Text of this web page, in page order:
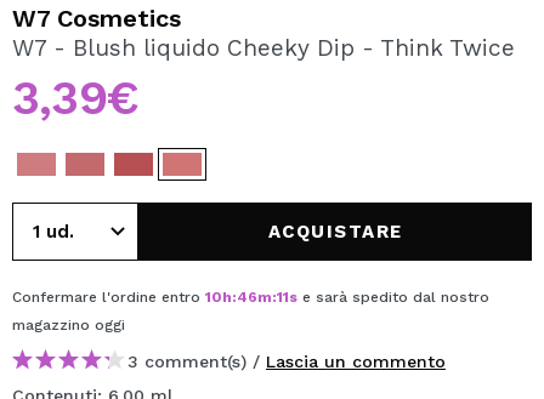
Creando un account su Maquibeauty.it potrai fare i tuoi
acquisti velocemente, controllare lo stato dei tuoi ordini e
consultare le tue operazioni precedenti.
CREARE UN ACCOUNT
W7 Cosmetics
W7 - Blush liquido Cheeky Dip - Think Twice
3,39€
ACQUISTARE
Confermare l'ordine entro 10h:46m:11s e sarà spedito dal nostro
magazzino oggi
3 comment(s) / Lascia un commento